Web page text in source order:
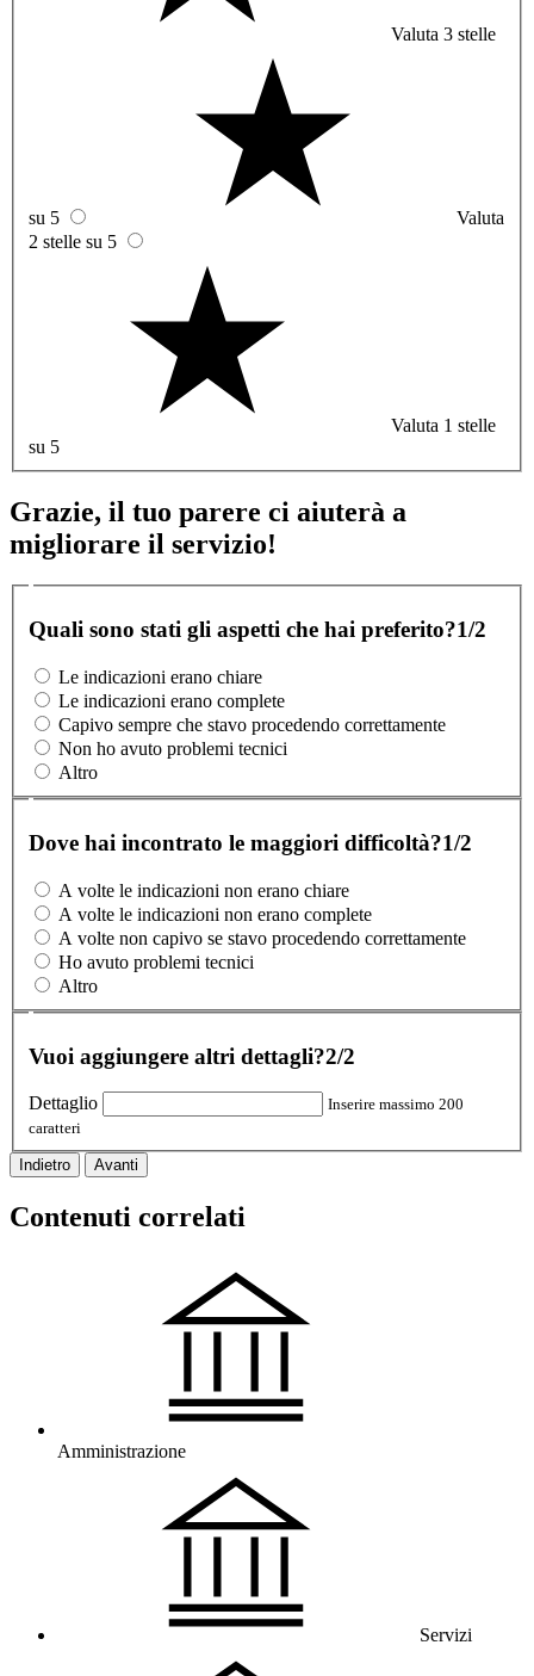
Valuta 3 stelle
su 5
Valuta
2 stelle su 5
Valuta 1 stelle
su 5
Grazie, il tuo parere ci aiuterà a
migliorare il servizio!
Quali sono stati gli aspetti che hai preferito?1/2
Le indicazioni erano chiare
Le indicazioni erano complete
Capivo sempre che stavo procedendo correttamente
Non ho avuto problemi tecnici
Altro
Dove hai incontrato le maggiori difficoltà?1/2
A volte le indicazioni non erano chiare
A volte le indicazioni non erano complete
A volte non capivo se stavo procedendo correttamente
Ho avuto problemi tecnici
Altro
Vuoi aggiungere altri dettagli?2/2
Dettaglio
Inserire massimo 200
caratteri
Indietro Avanti
Contenuti correlati
Amministrazione
Servizi